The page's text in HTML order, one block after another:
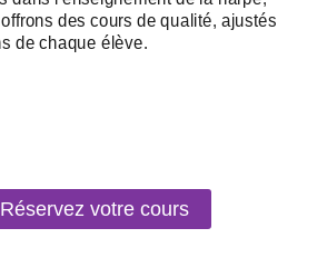
Réservez votre cours